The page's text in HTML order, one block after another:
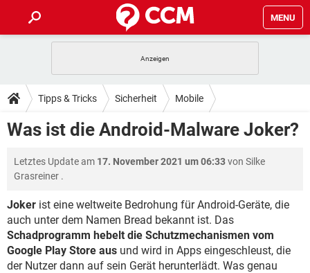
MENU
ANDROID IOS
WINDOWS 10 INSTAGRAM
FACEBOOK
TIPPS & TRICKS
SPIELE STREAMING
ANDROID IOS
WINDOWS 10 INSTAGRAM
FACEBOOK HARDWARE
DOWNLOADS
ANDROID
WHATSAPP TIKTOK
FACEBOOK HARDWARE
FORUM
ANDROID IOS
WINDOWS 10 INSTAGRAM
WHATSAPP TIKTOK
SPIELE STREAMING
ANDROID IOS
WINDOWS 10 INSTAGRAM
Tipps & Tricks Sicherheit Mobile
Was ist die Android-Malware Joker?
Letztes Update am 17. November 2021 um 06:33von Silke
Grasreiner .
Joker ist eine weltweite Bedrohung für Android-Geräte, die
auch unter dem Namen Bread bekannt ist. Das
Schadprogramm hebelt die Schutzmechanismen vom
Google Play Store aus und wird in Apps eingeschleust, die
der Nutzer dann auf sein Gerät herunterlädt. Was genau